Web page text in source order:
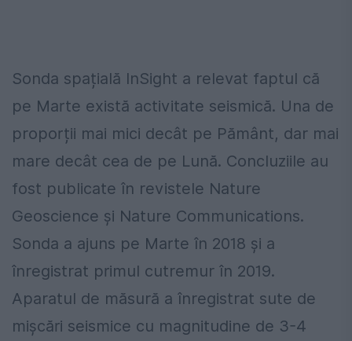
Sonda spațială InSight a relevat faptul că
pe Marte există activitate seismică. Una de
proporții mai mici decât pe Pământ, dar mai
mare decât cea de pe Lună. Concluziile au
fost publicate în revistele Nature
Geoscience şi Nature Communications.
Sonda a ajuns pe Marte în 2018 și a
înregistrat primul cutremur în 2019.
Aparatul de măsură a înregistrat sute de
mișcări seismice cu magnitudine de 3-4